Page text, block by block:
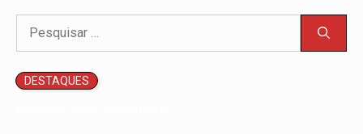
Pesquisar
DESTAQUES